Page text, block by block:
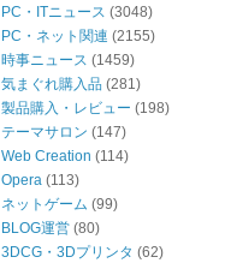
PC・ITニュース (3048)
PC・ネット関連 (2155)
時事ニュース (1459)
気まぐれ購入品 (281)
製品購入・レビュー (198)
テーマサロン (147)
Web Creation (114)
Opera (113)
ネットゲーム (99)
BLOG運営 (80)
3DCG・3Dプリンタ (62)